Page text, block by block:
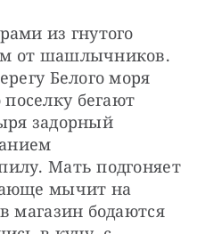
из гнутого
от шашлычников.
Белого моря
бегают
задорный
Мать подгоняет
мычит на
магазин бодаются